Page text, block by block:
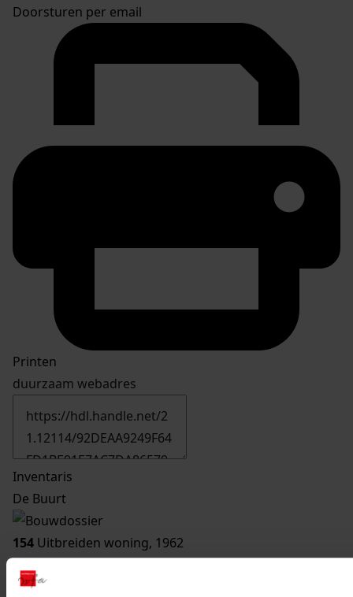
Doorsturen per email
Printen
duurzaam webadres
Inventaris
De Buurt
154 Uitbreiden woning, 1962
Datering:
1962